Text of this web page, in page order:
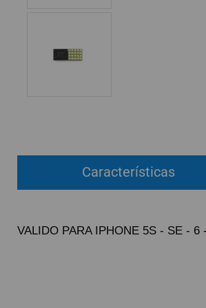
CRISTAL TEMPLADO
SOLICITAR REPARACIÓN
NOVEDADES
Características
VALIDO PARA IPHONE 5S - SE -